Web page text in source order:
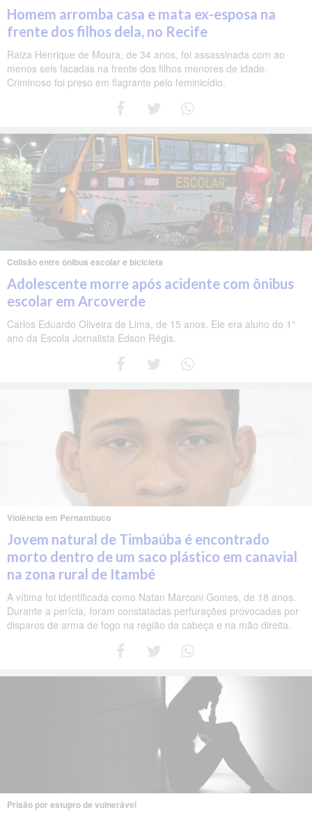
Homem arromba casa e mata ex-esposa na
frente dos filhos dela, no Recife
Raiza Henrique de Moura, de 34 anos, foi assassinada com ao
menos seis facadas na frente dos filhos menores de idade.
Criminoso foi preso em flagrante pelo feminicídio.
Colisão entre ônibus escolar e bicicleta
Adolescente morre após acidente com ônibus
escolar em Arcoverde
Carlos Eduardo Oliveira de Lima, de 15 anos. Ele era aluno do 1°
ano da Escola Jornalista Edson Régis.
Violência em Pernambuco
Jovem natural de Timbaúba é encontrado
morto dentro de um saco plástico em canavial
na zona rural de Itambé
A vítima foi identificada como Natan Marconi Gomes, de 18 anos.
Durante a perícia, foram constatadas perfurações provocadas por
disparos de arma de fogo na região da cabeça e na mão direita.
Prisão por estupro de vulnerável